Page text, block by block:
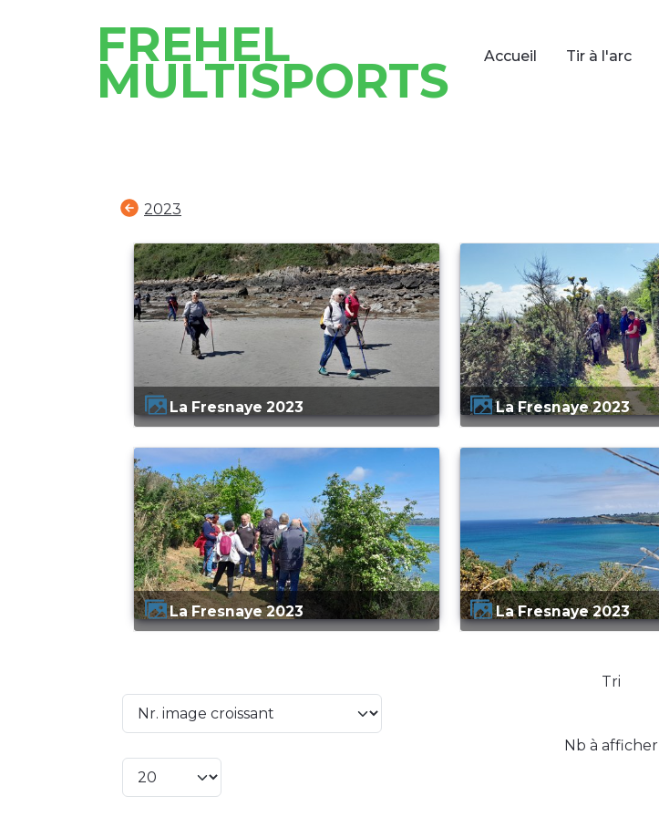
FREHEL
MULTISPORTS Accueil Tir à l'arc
2023
La Fresnaye 2023
La Fresnaye 2023
La Fresnaye 2023
La Fresnaye 2023
Tri
Nb à afficher